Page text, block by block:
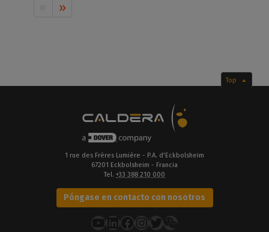
Top
1 rue des Frères Lumière - P.A. d'Eckbolsheim
67201 Eckbolsheim - Francia
Tel. +33 388 210 000
Póngase en contacto con nosotros
YouTube
LinkedIn
Facebook
Instagram
Twitter